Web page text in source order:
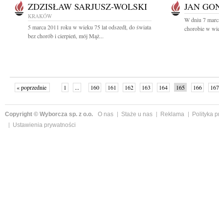
ZDZISŁAW SARJUSZ-WOLSKI
KRAKÓW
5 marca 2011 roku w wieku 75 lat odszedł, do świata
bez chorób i cierpień, mój Mąż...
JAN
W dniu 7
chorobie w
« poprzednie 1 ... 160 161 162 163 164 165 166
167
Copyright © Wyborcza sp. z o.o. O nas Staże u nas Reklama
Polityka
Ustawienia prywatności